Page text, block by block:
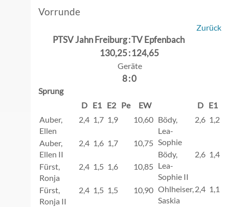
Vorrunde
Zurück
PTSV Jahn Freiburg:TV Epfenbach
130,25:124,65
Geräte
8:0
Sprung
D E1 E2 Pe
EW
Auber,
Ellen
2,4 1,7 1,9 10,60
Auber,
Ellen II
2,4 1,6 1,7 10,75
Fürst,
Ronja
2,4 1,5 1,6 10,85
Fürst,
Ronja II
2,4 1,5 1,5 10,90
D E1
Bödy,
Lea-
Sophie
2,6 1,2
Bödy,
Lea-
Sophie II
2,6 1,4
Ohlheiser,
Saskia
2,4 1,1